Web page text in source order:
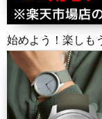
始めよう！楽しも